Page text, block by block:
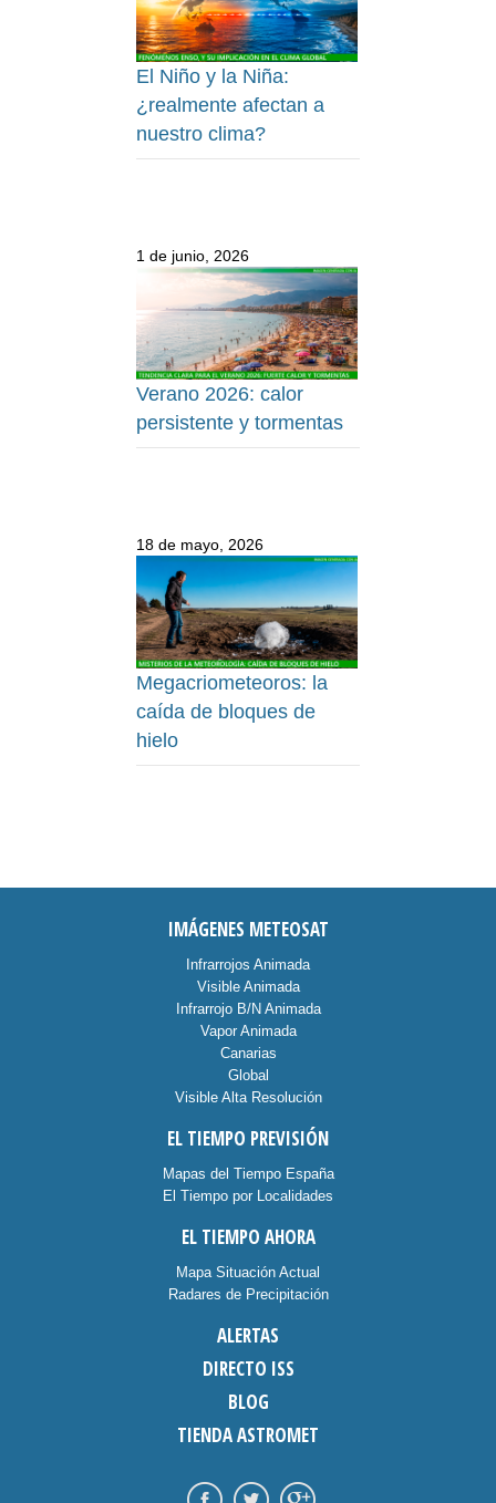
El Niño y la Niña:
¿realmente afectan a
nuestro clima?
1 de junio, 2026
Verano 2026: calor
persistente y tormentas
18 de mayo, 2026
Megacriometeoros: la
caída de bloques de
hielo
IMÁGENES METEOSAT
Infrarrojos Animada
Visible Animada
Infrarrojo B/N Animada
Vapor Animada
Canarias
Global
Visible Alta Resolución
EL TIEMPO PREVISIÓN
Mapas del Tiempo España
El Tiempo por Localidades
EL TIEMPO AHORA
Mapa Situación Actual
Radares de Precipitación
ALERTAS
DIRECTO ISS
BLOG
TIENDA ASTROMET